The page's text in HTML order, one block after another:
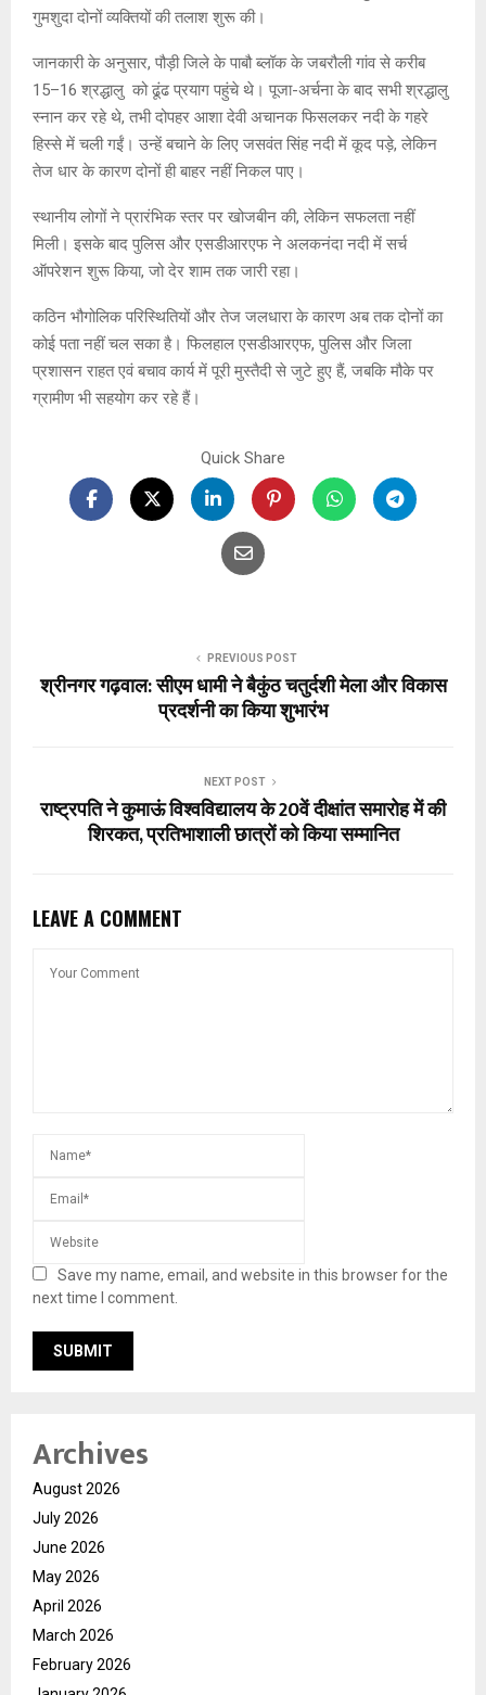
गुमशुदा दोनों व्यक्तियों की तलाश शुरू की।
जानकारी के अनुसार, पौड़ी जिले के पाबौ ब्लॉक के जबरौली गांव से करीब
15–16 श्रद्धालु को ढूंढ प्रयाग पहुंचे थे। पूजा-अर्चना के बाद सभी श्रद्धालु
स्नान कर रहे थे, तभी दोपहर आशा देवी अचानक फिसलकर नदी के गहरे
हिस्से में चली गईं। उन्हें बचाने के लिए जसवंत सिंह नदी में कूद पड़े, लेकिन
तेज धार के कारण दोनों ही बाहर नहीं निकल पाए।
स्थानीय लोगों ने प्रारंभिक स्तर पर खोजबीन की, लेकिन सफलता नहीं
मिली। इसके बाद पुलिस और एसडीआरएफ ने अलकनंदा नदी में सर्च
ऑपरेशन शुरू किया, जो देर शाम तक जारी रहा।
कठिन भौगोलिक परिस्थितियों और तेज जलधारा के कारण अब तक दोनों का
कोई पता नहीं चल सका है। फिलहाल एसडीआरएफ, पुलिस और जिला
प्रशासन राहत एवं बचाव कार्य में पूरी मुस्तैदी से जुटे हुए हैं, जबकि मौके पर
ग्रामीण भी सहयोग कर रहे हैं।
Quick Share
PREVIOUS POST
श्रीनगर गढ़वाल: सीएम धामी ने बैकुंठ चतुर्दशी मेला और विकास
प्रदर्शनी का किया शुभारंभ
NEXT POST
राष्ट्रपति ने कुमाऊं विश्वविद्यालय के 20वें दीक्षांत समारोह में की
शिरकत, प्रतिभाशाली छात्रों को किया सम्मानित
LEAVE A COMMENT
Save my name, email, and website in this browser for the
next time I comment.
Archives
August 2026
July 2026
June 2026
May 2026
April 2026
March 2026
February 2026